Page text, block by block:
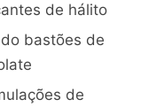
de hálito
bastões de
de